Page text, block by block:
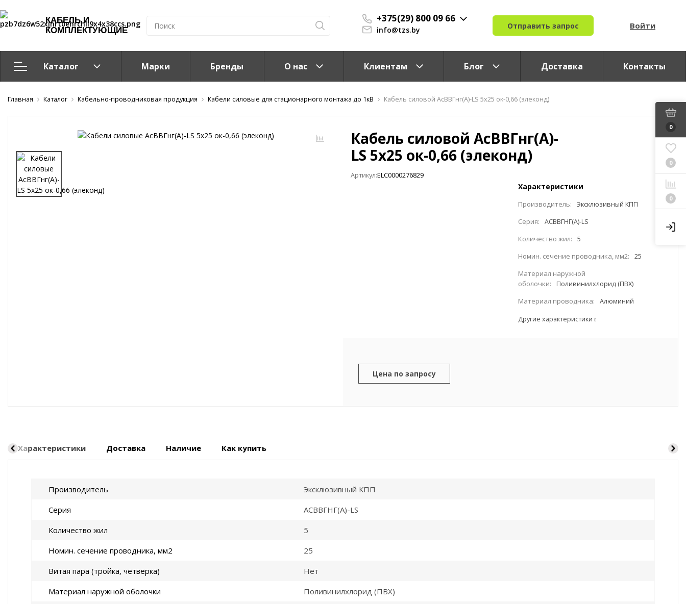
КАБЕЛЬ И
КОМПЛЕКТУЮЩИЕ
+375(29) 800 09 66
info@tzs.by Отправить запрос Войти
Каталог
Кабельно-проводниковая продукция
Электромонтажная продукция
Компоненты структурированных кабельных систем (СКС)
Марки Бренды О нас Клиентам Блог Доставка Контакты
0
0
0
Главная Каталог Кабельно-проводниковая продукция Кабели силовые для стационарного монтажа до 1кВ Кабель силовой АсВВГнг(A)-LS 5x25 ок-0,66 (элеконд)
Кабель силовой АсВВГнг(A)-
LS 5x25 ок-0,66 (элеконд)
Артикул:ELC0000276829
Характеристики
Производитель: Эксклюзивный КПП
Серия: АСВВГНГ(A)-LS
Количество жил: 5
Номин. сечение проводника, мм2: 25
Материал наружной
оболочки:
Поливинилхлорид (ПВХ)
Материал проводника: Алюминий
Другие характеристики
Цена по запросу
Характеристики Доставка Наличие Как купить
Производитель
Эксклюзивный КПП
Серия
АСВВГНГ(A)-LS
Количество жил
5
Номин. сечение проводника, мм2
25
Витая пара (тройка, четверка)
Нет
Материал наружной оболочки
Поливинилхлорид (ПВХ)